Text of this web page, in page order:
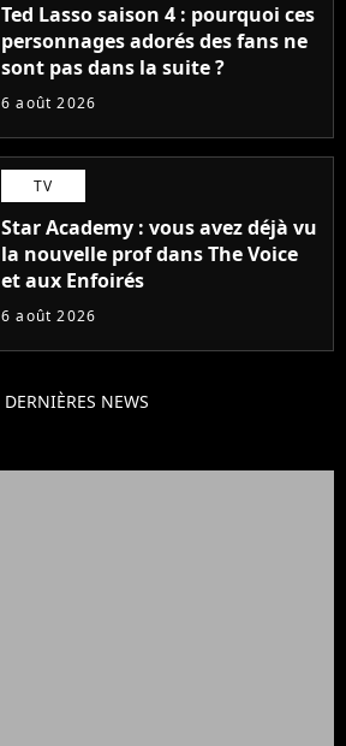
Ted Lasso saison 4 : pourquoi ces
personnages adorés des fans ne
sont pas dans la suite ?
6 août 2026
TV
Star Academy : vous avez déjà vu
la nouvelle prof dans The Voice
et aux Enfoirés
6 août 2026
DERNIÈRES NEWS